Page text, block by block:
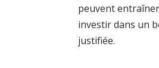
peuvent
investir dans un
justifiée.